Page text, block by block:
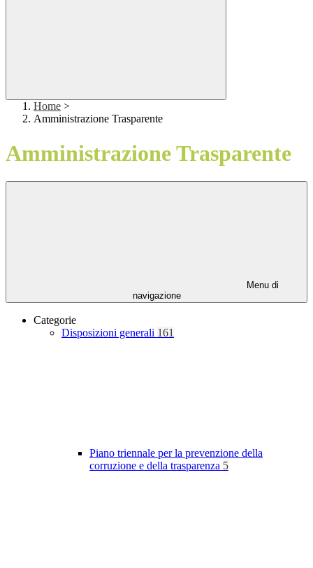
Home >
Amministrazione Trasparente
Amministrazione Trasparente
Menu di
navigazione
Categorie
Disposizioni generali 161
Piano triennale per la prevenzione della
corruzione e della trasparenza 5